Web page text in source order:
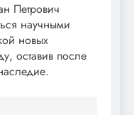
Петрович
научными
новых
оставив после